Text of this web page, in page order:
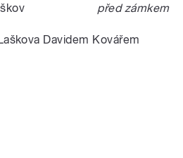
před zámkem
Davidem Kovářem